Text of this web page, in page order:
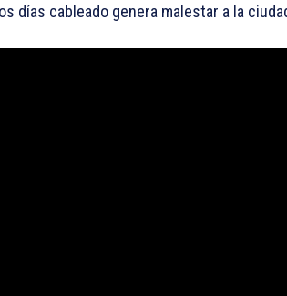
días cableado genera malestar a la